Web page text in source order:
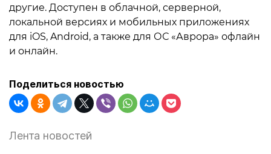
другие. Доступен в облачной, серверной,
локальной версиях и мобильных приложениях
для iOS, Android, а также для ОС «Аврора» офлайн
и онлайн.
Поделиться новостью
Лента новостей